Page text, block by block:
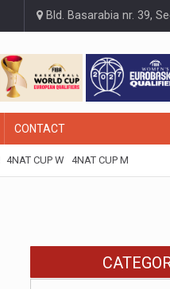
Bld. Basarabia nr. 39,
CONTACT
4NAT CUP W 4NAT CUP M